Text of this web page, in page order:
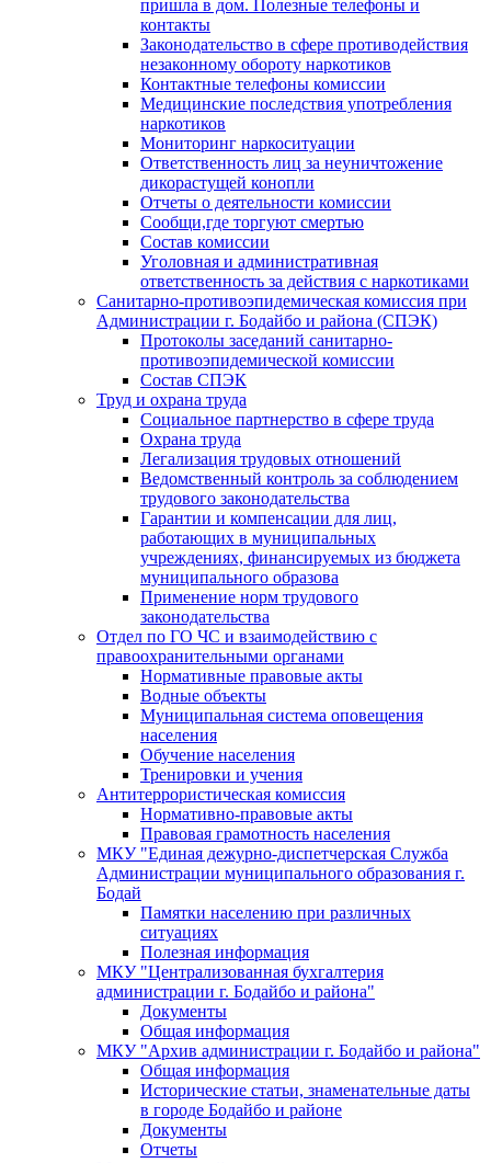
пришла в дом. Полезные телефоны и
контакты
Законодательство в сфере противодействия
незаконному обороту наркотиков
Контактные телефоны комиссии
Медицинские последствия употребления
наркотиков
Мониторинг наркоситуации
Ответственность лиц за неуничтожение
дикорастущей конопли
Отчеты о деятельности комиссии
Сообщи,где торгуют смертью
Состав комиссии
Уголовная и административная
ответственность за действия с наркотиками
Санитарно-противоэпидемическая комиссия при
Администрации г. Бодайбо и района (СПЭК)
Протоколы заседаний санитарно-
противоэпидемической комиссии
Состав СПЭК
Труд и охрана труда
Социальное партнерство в сфере труда
Охрана труда
Легализация трудовых отношений
Ведомственный контроль за соблюдением
трудового законодательства
Гарантии и компенсации для лиц,
работающих в муниципальных
учреждениях, финансируемых из бюджета
муниципального образова
Применение норм трудового
законодательства
Отдел по ГО ЧС и взаимодействию с
правоохранительными органами
Нормативные правовые акты
Водные объекты
Муниципальная система оповещения
населения
Обучение населения
Тренировки и учения
Антитеррористическая комиссия
Нормативно-правовые акты
Правовая грамотность населения
МКУ "Единая дежурно-диспетчерская Служба
Администрации муниципального образования г.
Бодай
Памятки населению при различных
ситуациях
Полезная информация
МКУ "Централизованная бухгалтерия
администрации г. Бодайбо и района"
Документы
Общая информация
МКУ "Архив администрации г. Бодайбо и района"
Общая информация
Исторические статьи, знаменательные даты
в городе Бодайбо и районе
Документы
Отчеты